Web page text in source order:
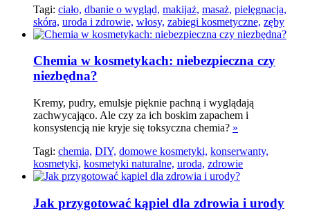
Tagi: ciało, dbanie o wygląd, makijaż, masaż, pielęgnacja,
skóra, uroda i zdrowie, włosy, zabiegi kosmetyczne, zęby
Chemia w kosmetykach: niebezpieczna czy
niezbędna?
Kremy, pudry, emulsje pięknie pachną i wyglądają
zachwycająco. Ale czy za ich boskim zapachem i
konsystencją nie kryje się toksyczna chemia? »
Tagi: chemia, DIY, domowe kosmetyki, konserwanty,
kosmetyki, kosmetyki naturalne, uroda, zdrowie
Jak przygotować kąpiel dla zdrowia i urody